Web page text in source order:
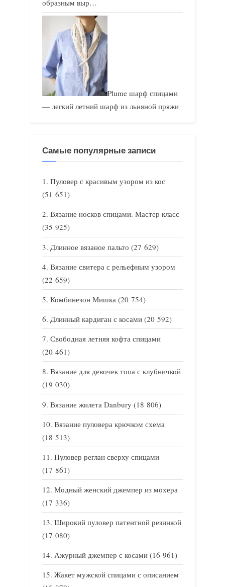
образным выр…
Plume шарф спицами
— легкий летний шарф из льняной пряжи
Самые популярные записи
Пуловер с красивым узором из кос
(51 651)
Вязание носков спицами. Мастер класс
(35 925)
Длинное вязаное пальто (27 629)
Вязание свитера с рельефным узором
(22 659)
Комбинезон Мишка (20 754)
Длинный кардиган с косами (20 592)
Свободная летняя кофта спицами
(20 461)
Вязание для девочек топа с клубничкой
(19 030)
Вязание жилета Danbury (18 806)
Вязание пуловера крючком схема
(18 513)
Пуловер реглан сверху спицами
(17 861)
Модный женский джемпер из мохера
(17 336)
Широкий пуловер патентной резинкой
(17 080)
Ажурный джемпер с косами (16 961)
Жакет мужской спицами с описанием